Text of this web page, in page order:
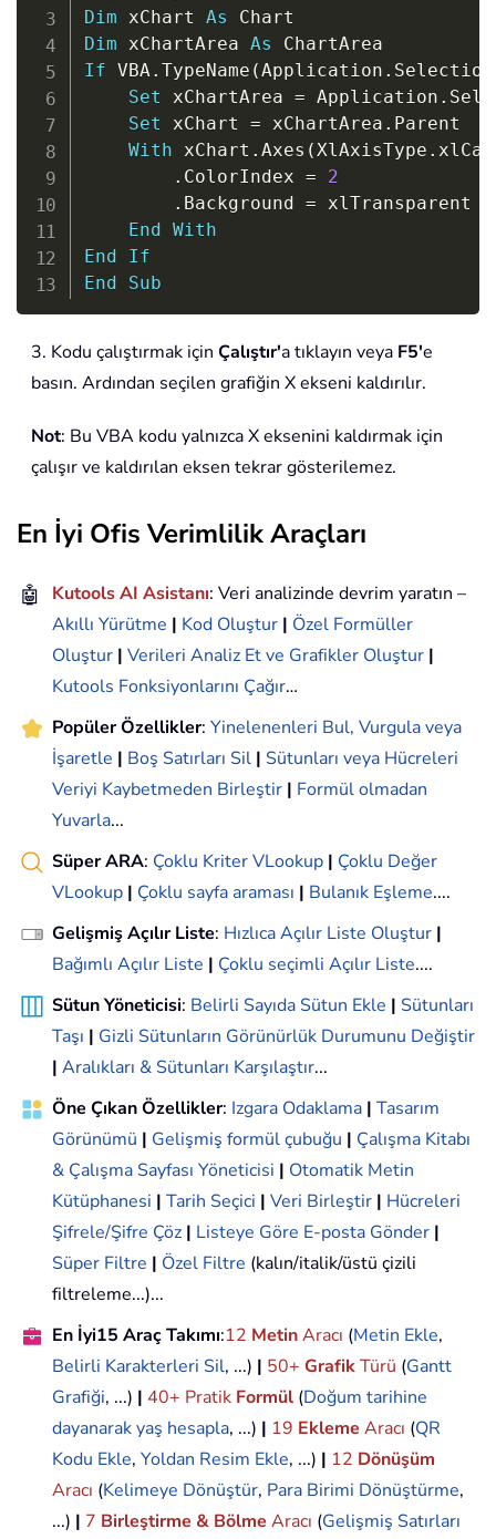
Dim xChart As
Dim xChartArea As
If VBA. TypeName (Application . Selection
Set xChartArea = Application .
Set xChart = xChartArea . Parent
With xChart . Axes (XlAxisType .
. ColorIndex =
2
. Background = xlTransparent
End
With
End
If
End
Sub
3. Kodu çalıştırmak için Çalıştır'a tıklayın veya F5'e
basın. Ardından seçilen grafiğin X ekseni kaldırılır.
Not: Bu VBA kodu yalnızca X eksenini kaldırmak için
çalışır ve kaldırılan eksen tekrar gösterilemez.
En İyi Ofis Verimlilik Araçları
🤖 Kutools AI Asistanı: Veri analizinde devrim yaratın –
Akıllı Yürütme | Kod Oluştur | Özel Formüller
Oluştur | Verileri Analiz Et ve Grafikler Oluştur |
Kutools Fonksiyonlarını Çağır…
Popüler Özellikler: Yinelenenleri Bul, Vurgula veya
İşaretle | Boş Satırları Sil | Sütunları veya Hücreleri
Veriyi Kaybetmeden Birleştir | Formül olmadan
Yuvarla...
Süper ARA: Çoklu Kriter VLookup | Çoklu Değer
VLookup | Çoklu sayfa araması | Bulanık Eşleme....
Gelişmiş Açılır Liste: Hızlıca Açılır Liste Oluştur |
Bağımlı Açılır Liste | Çoklu seçimli Açılır Liste....
Sütun Yöneticisi: Belirli Sayıda Sütun Ekle | Sütunları
Taşı | Gizli Sütunların Görünürlük Durumunu Değiştir
| Aralıkları & Sütunları Karşılaştır...
Öne Çıkan Özellikler: Izgara Odaklama | Tasarım
Görünümü | Gelişmiş formül çubuğu | Çalışma Kitabı
& Çalışma Sayfası Yöneticisi | Otomatik Metin
Kütüphanesi | Tarih Seçici | Veri Birleştir | Hücreleri
Şifrele/Şifre Çöz | Listeye Göre E-posta Gönder |
Süper Filtre | Özel Filtre (kalın/italik/üstü çizili
filtreleme...)...
En İyi15 Araç Takımı:12 MetinAracı (Metin Ekle,
Belirli Karakterleri Sil, ...) | 50+ GrafikTürü (Gantt
Grafiği, ...) | 40+ Pratik Formül (Doğum tarihine
dayanarak yaş hesapla, ...) | 19 Ekleme Aracı (QR
Kodu Ekle, Yoldan Resim Ekle, ...) | 12 Dönüşüm
Aracı (Kelimeye Dönüştür, Para Birimi Dönüştürme,
...) | 7 Birleştirme & Bölme Aracı (Gelişmiş Satırları